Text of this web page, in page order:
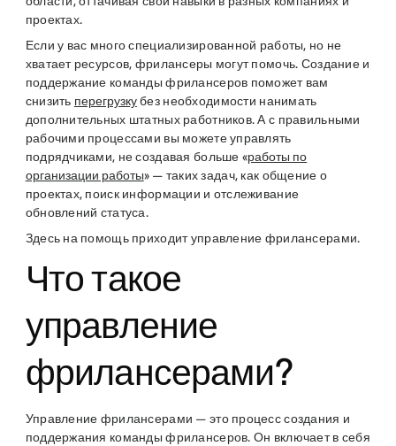
проектах.
Если у вас много специализированной работы, но не
хватает ресурсов, фрилансеры могут помочь. Создание и
поддержание команды фрилансеров поможет вам
снизить перегрузкубез необходимости нанимать
дополнительных штатных работников. А с правильными
рабочими процессами вы можете управлять
подрядчиками, не создавая больше «работы по
организации работы» — таких задач, как общение о
проектах, поиск информации и отслеживание
обновлений статуса.
Здесь на помощь приходит управление фрилансерами.
Что такое
управление
фрилансерами?
Управление фрилансерами — это процесс создания и
поддержания команды фрилансеров. Он включает в себя